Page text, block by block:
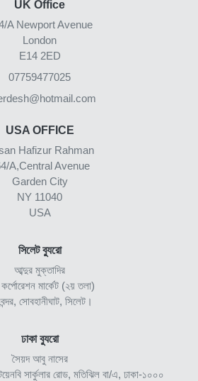
UK Office
A Newport Avenue
London
E14 2ED
07759477025
USA OFFICE
Hafizur Rahman
A,Central Avenue
Garden City
NY 11040
USA
সিলেট ব্যুরো
আব্দুর মুক্তাদির
কর্পোরেশন মার্কেট (২য় তলা)
সোবহানীঘাট, সিলেট।
ঢাকা ব্যুরো
সৈয়দ আবু নাসের
সার্কুলার রোড, মতিঝিল বা/এ, ঢাকা-১০০০